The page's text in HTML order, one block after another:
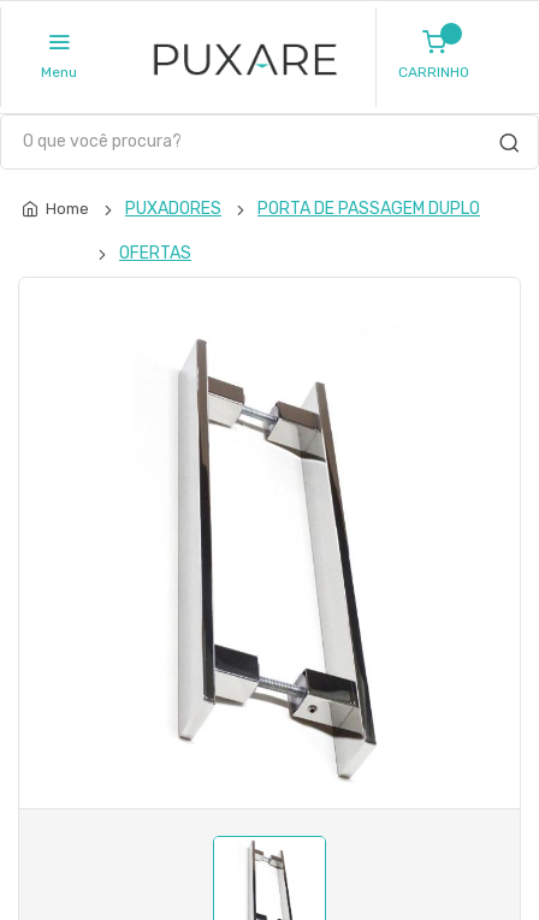
Menu CARRINHO
Home PUXADORES PORTA DE PASSAGEM DUPLO
OFERTAS